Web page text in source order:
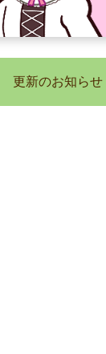
更新のお知らせ